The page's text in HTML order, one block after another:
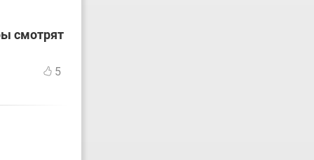
смотрят
5